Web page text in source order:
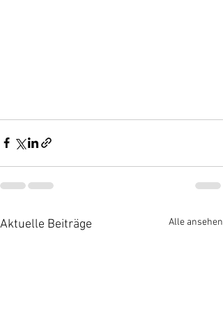
Aktuelle Beiträge Alle ansehen